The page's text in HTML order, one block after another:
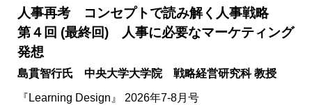
人事再考 コンセプトで読み解く人事戦略
第４回 (最終回) 人事に必要なマーケティング
発想
島貫智行氏 中央大学大学院 戦略経営研究科 教授
『Learning Design』 2026年7-8月号